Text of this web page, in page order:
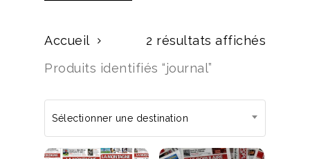
2 résultats affichés
Accueil
Produits identifiés “journal”
Sélectionner une destination